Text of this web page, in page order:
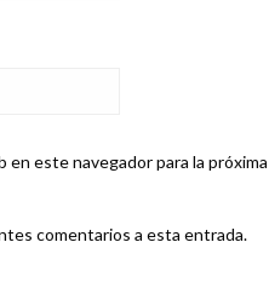
este navegador para la
comentarios a esta entrada.